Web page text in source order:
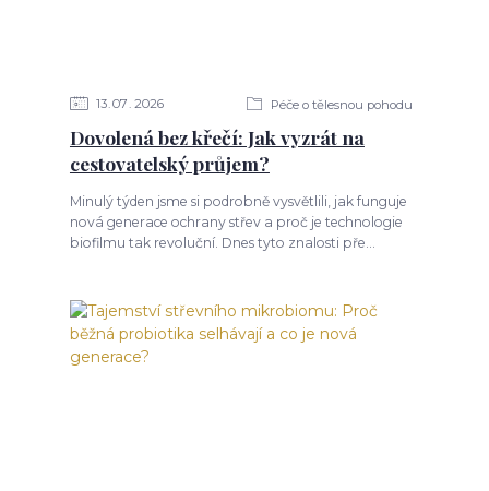
13 07 2026 Péče o tělesnou pohodu
Dovolená bez křečí: Jak vyzrát na
cestovatelský průjem?
Minulý týden jsme si podrobně vysvětlili, jak funguje
nová generace ochrany střev a proč je technologie
biofilmu tak revoluční. Dnes tyto znalosti pře...